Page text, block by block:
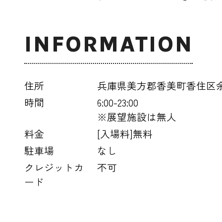
INFORMATION
住所
兵庫県美方郡香美町香住区
時間
6:00-23:00
※展望施設は無人
料金
[入場料]無料
駐車場
なし
クレジットカ
ード
不可